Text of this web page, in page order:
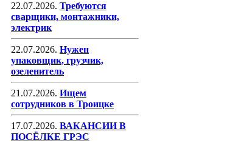
22.07.2026. Требуются
сварщики, монтажники,
электрик
22.07.2026. Нужен
упаковщик, грузчик,
озеленитель
21.07.2026. Ищем
сотрудников в Троицке
17.07.2026. ВАКАНСИИ В
ПОСЁЛКЕ ГРЭС